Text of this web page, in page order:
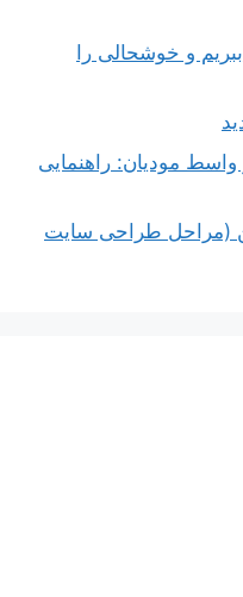
و خوشحالی را
واسط مودیان: راهنمایی
(مراحل طراحی سایت